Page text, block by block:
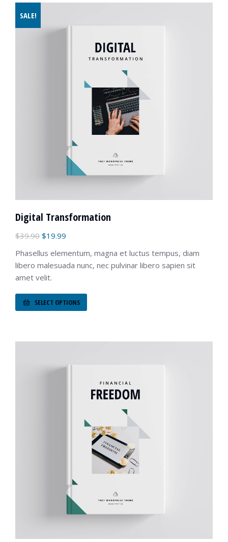
SALE!
Digital Transformation
$39.90 $19.99
Phasellus elementum, magna et luctus tempus, diam
libero malesuada nunc, nec pulvinar libero sapien sit
amet velit.
SELECT OPTIONS